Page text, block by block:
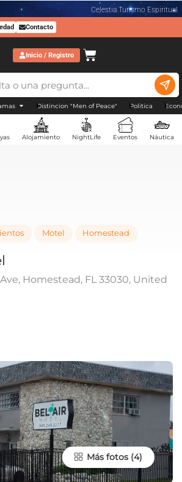
Celestia Turismo Espiritual
Contacto
Inicio / Registro
Distincion "Men of Peace" Politica
Alojamiento NightLife Eventos Náutica
Más fotos